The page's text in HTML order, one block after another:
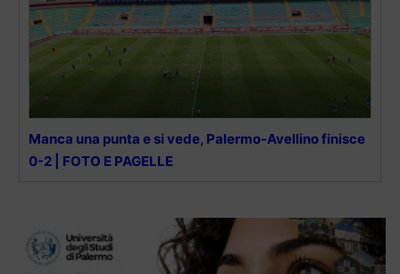
Manca una punta e si vede, Palermo-Avellino finisce
0-2 | FOTO E PAGELLE